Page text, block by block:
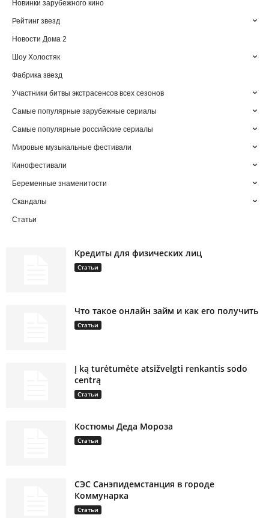
Новинки зарубежного кино
Рейтинг звезд
Новости Дома 2
Шоу Холостяк
Фабрика звезд
Участники битвы экстрасенсов всех сезонов
Самые популярные зарубежные сериалы
Самые популярные российские сериалы
Мировые музыкальные фестивали
Кинофестивали
Беременные знаменитости
Скандалы
Статьи
Кредиты для физических лиц
Статьи
Что такое онлайн займ и как его получить
Статьи
Į ką turėtumėte atsižvelgti renkantis sodo
centrą
Статьи
Костюмы Деда Мороза
Статьи
СЭС Санэпидемстанция в городе
Коммунарка
Статьи